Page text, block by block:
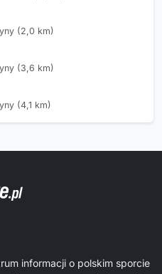
(2,0 km)
(3,6 km)
(4,1 km)
informacji o polskim sporcie